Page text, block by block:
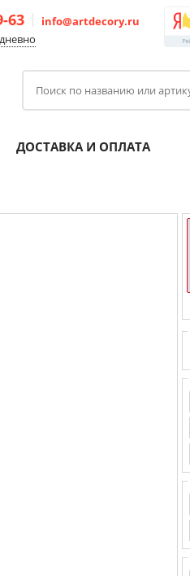
63
info@artdecory.ru
ДОСТАВКА И ОПЛАТА